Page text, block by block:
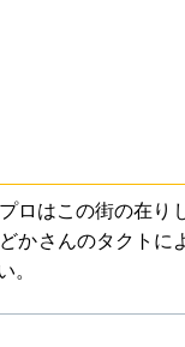
はこの街の在り
かさんのタクトに